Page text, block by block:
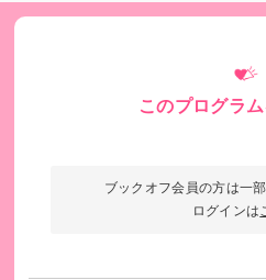
このプログラ
ブックオフ会員の方は一
ログインは